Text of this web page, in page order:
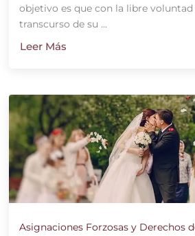
objetivo es que con la libre
transcurso de su ...
Leer Más
Asignaciones Forzosas y Derechos